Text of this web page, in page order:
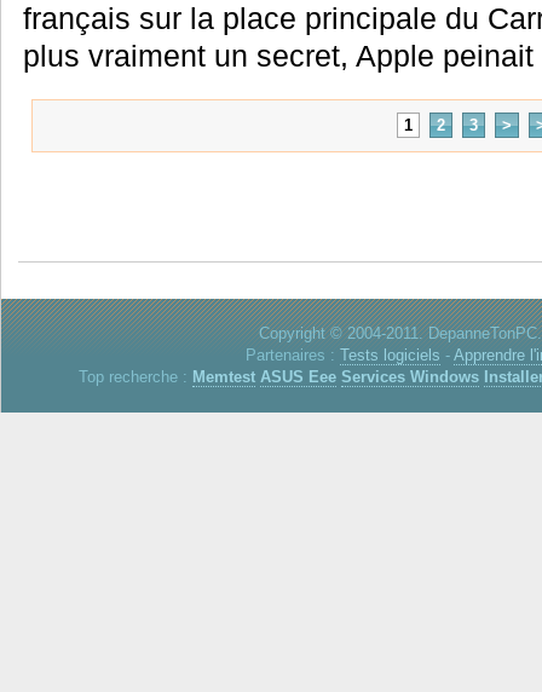
français sur la place principale du
plus vraiment un secret, Apple
1 2 3 >
Copyright © 2004-2011.
Partenaires : Tests logiciels - Apprendre
Top recherche : Memtest ASUS Eee Services Windows